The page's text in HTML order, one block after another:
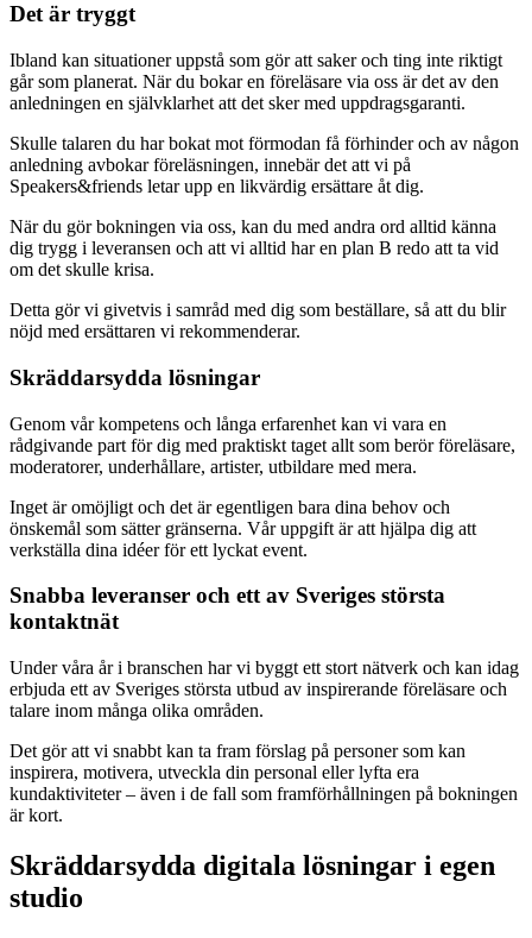
Det är tryggt
Ibland kan situationer uppstå som gör att saker och ting inte riktigt
går som planerat. När du bokar en föreläsare via oss är det av den
anledningen en självklarhet att det sker med uppdragsgaranti.
Skulle talaren du har bokat mot förmodan få förhinder och av någon
anledning avbokar föreläsningen, innebär det att vi på
Speakers&friends letar upp en likvärdig ersättare åt dig.
När du gör bokningen via oss, kan du med andra ord alltid känna
dig trygg i leveransen och att vi alltid har en plan B redo att ta vid
om det skulle krisa.
Detta gör vi givetvis i samråd med dig som beställare, så att du blir
nöjd med ersättaren vi rekommenderar.
Skräddarsydda lösningar
Genom vår kompetens och långa erfarenhet kan vi vara en
rådgivande part för dig med praktiskt taget allt som berör föreläsare,
moderatorer, underhållare, artister, utbildare med mera.
Inget är omöjligt och det är egentligen bara dina behov och
önskemål som sätter gränserna. Vår uppgift är att hjälpa dig att
verkställa dina idéer för ett lyckat event.
Snabba leveranser och ett av Sveriges största
kontaktnät
Under våra år i branschen har vi byggt ett stort nätverk och kan idag
erbjuda ett av Sveriges största utbud av inspirerande föreläsare och
talare inom många olika områden.
Det gör att vi snabbt kan ta fram förslag på personer som kan
inspirera, motivera, utveckla din personal eller lyfta era
kundaktiviteter – även i de fall som framförhållningen på bokningen
är kort.
Skräddarsydda digitala lösningar i egen
studio